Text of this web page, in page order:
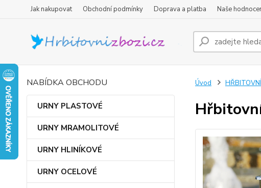
Jak nakupovat Obchodní podmínky Doprava a platba Naše
NABÍDKA OBCHODU
URNY PLASTOVÉ
URNY MRAMOLITOVÉ
URNY HLINÍKOVÉ
URNY OCELOVÉ
Úvod